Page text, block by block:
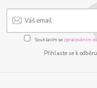
Souhlasím se zpracováním
Přihlaste se k